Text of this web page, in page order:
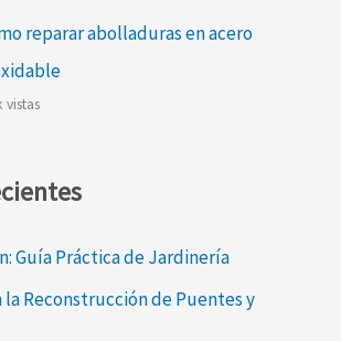
reparar abolladuras en acero
vistas
Guía Práctica de Jardinería
la Reconstrucción de Puentes y